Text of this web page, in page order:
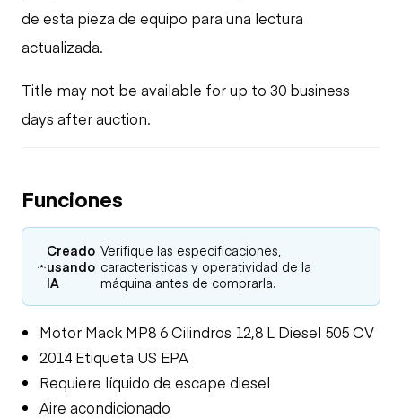
de esta pieza de equipo para una lectura
actualizada.
Title may not be available for up to 30 business
days after auction.
Funciones
Creado
usando
IA
Verifique las especificaciones,
características y operatividad de la
máquina antes de comprarla.
Motor Mack MP8 6 Cilindros 12,8 L Diesel 505 CV
2014 Etiqueta US EPA
Requiere líquido de escape diesel
Aire acondicionado